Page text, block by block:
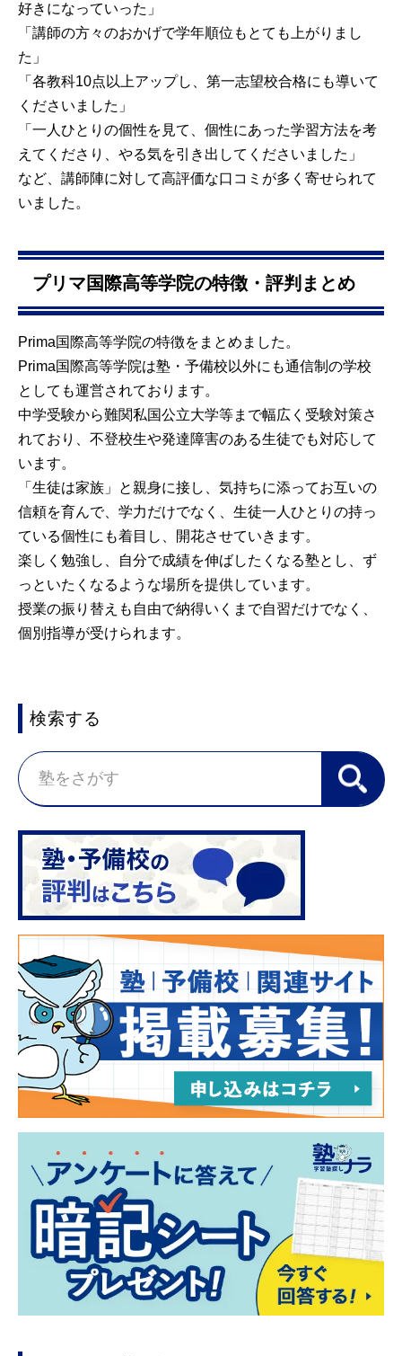
好きになっていった」
「講師の方々のおかげで学年順位もとても上がりまし
た」
「各教科10点以上アップし、第一志望校合格にも導いて
くださいました」
「一人ひとりの個性を見て、個性にあった学習方法を考
えてくださり、やる気を引き出してくださいました」
など、講師陣に対して高評価な口コミが多く寄せられて
いました。
プリマ国際高等学院の特徴・評判まとめ
Prima国際高等学院の特徴をまとめました。
Prima国際高等学院は塾・予備校以外にも通信制の学校
としても運営されております。
中学受験から難関私国公立大学等まで幅広く受験対策さ
れており、不登校生や発達障害のある生徒でも対応して
います。
「生徒は家族」と親身に接し、気持ちに添ってお互いの
信頼を育んで、学力だけでなく、生徒一人ひとりの持っ
ている個性にも着目し、開花させていきます。
楽しく勉強し、自分で成績を伸ばしたくなる塾とし、ず
っといたくなるような場所を提供しています。
授業の振り替えも自由で納得いくまで自習だけでなく、
個別指導が受けられます。
検索する